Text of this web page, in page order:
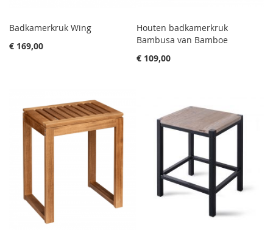
Badkamerkruk Wing
€ 169,00
Houten badkamerkruk
Bambusa van Bamboe
€ 109,00